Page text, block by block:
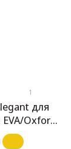
1
для
Oxford